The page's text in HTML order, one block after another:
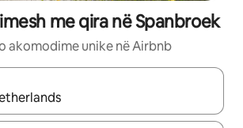
me qira në Spanbroek
akomodime unike në Airbnb
jenë të disponueshme, lëviz me butonat e